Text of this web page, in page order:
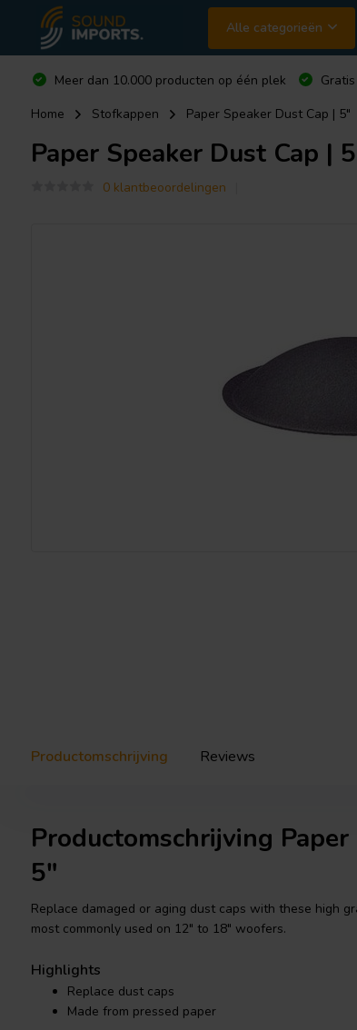
Alle categorieën
Meer dan 10.000 producten op één plek
Home
Stofkappen Paper Speaker Dust Cap | 5"
Paper Speaker Dust Cap |
0 klantbeoordelingen
Productomschrijving Reviews
Productomschrijving
5"
Replace damaged or aging dust caps with these high
most commonly used on 12" to 18" woofers.
Highlights
Replace dust caps
Made from pressed paper